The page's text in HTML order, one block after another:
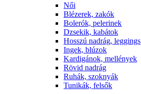
Női
Blézerek, zakók
Bolerók, pelerinek
Dzsekik, kabátok
Hosszú nadrág, leggings
Ingek, blúzok
Kardigánok, mellények
Rövid nadrág
Ruhák, szoknyák
Tunikák, felsők